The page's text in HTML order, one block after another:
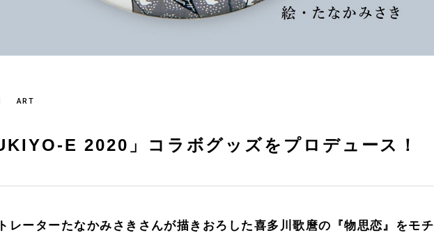
ART
E 2020」コラボグッズをプロデュース！
レーターたなかみさきさんが描きおろした喜多川歌麿の『物思恋』をモチ